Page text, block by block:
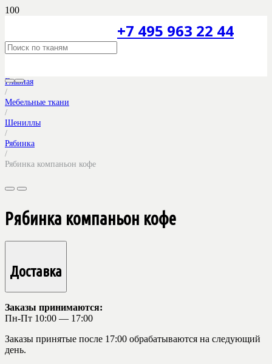
+7 495 963 22 44
Главная
/
Мебельные ткани
/
Шениллы
/
Рябинка
/
Рябинка компаньон кофе
Рябинка компаньон кофе
Доставка
Заказы принимаются:
Пн-Пт 10:00 — 17:00
Заказы принятые после 17:00 обрабатываются на следующий
день.